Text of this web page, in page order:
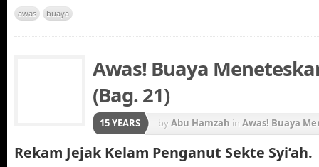
awas buaya
Awas! Buaya
(Bag. 21)
15 YEARS byAbu Hamzah in Awas! Buaya
Rekam Jejak Kelam Penganut Sekte Syi’ah.